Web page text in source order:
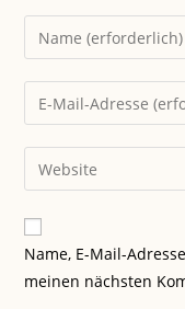
Name, E-Mail-
meinen nächsten